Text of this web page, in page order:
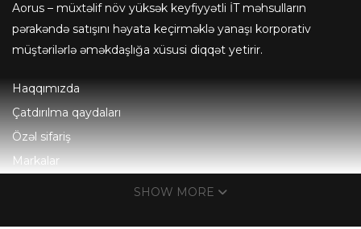
Aorus – müxtəlif növ yüksək keyfiyyətli İT məhsulların
pərakəndə satışını həyata keçirməklə yanaşı korporativ
müştərilərlə əməkdaşlığa xüsusi diqqət yetirir.
Haqqımızda
Çatdırılma qaydaları
Özəl sifariş
Markalar
1-6-cı günlər 10:00-19:00
SHOW MORE